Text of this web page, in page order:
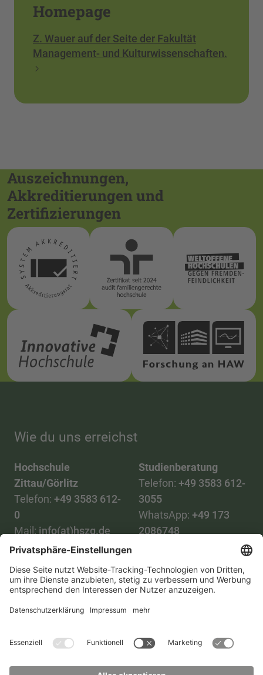
Homepage
Z. Wauer auf der Seite der Fakultät
Management- und Kulturwissenschaften.
Auszeichnungen,
Akkreditierungen und
Zertifizierungen
Wie du uns erreichst
Hochschule
Zittau/Görlitz
Telefon: +49 3583 612-
0
Mail: info(at)hszg.de
Studienberatung
Telefon: +49 3583 612-
3055
WhatsApp: +49 173
2086748
Alle StudiengängeDatenschutz
ImpressumBarrierefreiheitPresse